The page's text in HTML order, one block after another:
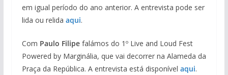
em igual período do ano anterior. A entrevista pode ser
lida ou relida aqui.
Com Paulo Filipe falámos do 1º Live and Loud Fest
Powered by Marginália, que vai decorrer na Alameda da
Praça da República. A entrevista está disponível aqui.